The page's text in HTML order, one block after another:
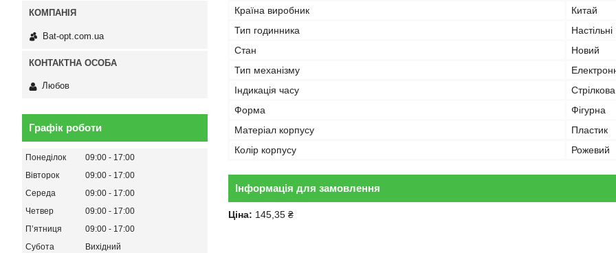
Країна виробник
Китай
Тип годинника
Настільні
Стан
Новий
Тип механізму
Індикація часу
Стрілкова
Форма
Фігурна
Матеріал корпусу
Пластик
Колір корпусу
Рожевий
Інформація для замовлення
Ціна: 145,35 ₴
Bat-opt.com.ua
Любов
Графік роботи
Понеділок 09:00
17:00
Вівторок
09:00
17:00
Середа
09:00
17:00
Четвер
09:00
17:00
Пʼятниця
09:00
17:00
Субота
Вихідний